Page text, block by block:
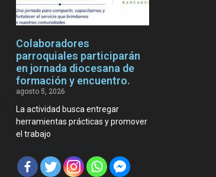
Colaboradores
parroquiales participarán
en jornada diocesana de
formación y encuentro.
agosto 5, 2026
La actividad busca entregar
herramientas prácticas y promover
el trabajo